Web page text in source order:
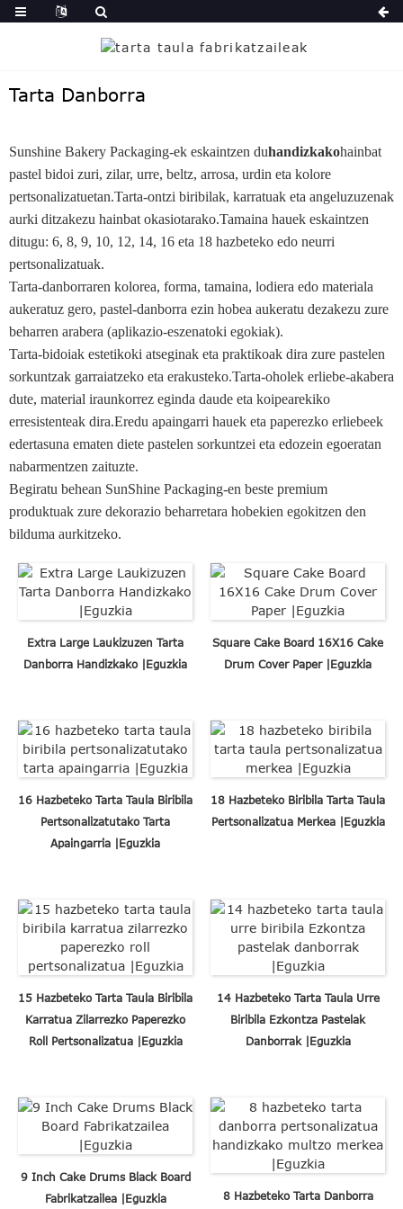
Tarta Danborra
Sunshine Bakery Packaging-ek eskaintzen duhandizkakohainbat
pastel bidoi zuri, zilar, urre, beltz, arrosa, urdin eta kolore
pertsonalizatuetan.Tarta-ontzi biribilak, karratuak eta angeluzuzenak
aurki ditzakezu hainbat okasiotarako.Tamaina hauek eskaintzen
ditugu: 6, 8, 9, 10, 12, 14, 16 eta 18 hazbeteko edo neurri
pertsonalizatuak.
Tarta-danborraren kolorea, forma, tamaina, lodiera edo materiala
aukeratuz gero, pastel-danborra ezin hobea aukeratu dezakezu zure
beharren arabera (aplikazio-eszenatoki egokiak).
Tarta-bidoiak estetikoki atseginak eta praktikoak dira zure pastelen
sorkuntzak garraiatzeko eta erakusteko.Tarta-oholek erliebe-akabera
dute, material iraunkorrez eginda daude eta koipearekiko
erresistenteak dira.Eredu apaingarri hauek eta paperezko erliebeek
edertasuna ematen diete pastelen sorkuntzei eta edozein egoeratan
nabarmentzen zaituzte.
Begiratu behean SunShine Packaging-en beste premium
produktuak zure dekorazio beharretara hobekien egokitzen den
bilduma aurkitzeko.
Extra Large Laukizuzen Tarta
Danborra Handizkako |Eguzkia
Square Cake Board 16X16 Cake
Drum Cover Paper |Eguzkia
16 Hazbeteko Tarta Taula Biribila
Pertsonalizatutako Tarta
Apaingarria |Eguzkia
18 Hazbeteko Biribila Tarta Taula
Pertsonalizatua Merkea |Eguzkia
15 Hazbeteko Tarta Taula Biribila
Karratua Zilarrezko Paperezko
Roll Pertsonalizatua |Eguzkia
14 Hazbeteko Tarta Taula Urre
Biribila Ezkontza Pastelak
Danborrak |Eguzkia
9 Inch Cake Drums Black Board
Fabrikatzailea |Eguzkia
8 Hazbeteko Tarta Danborra